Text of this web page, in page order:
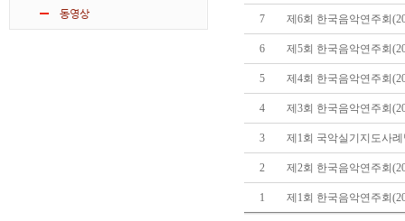
동영상 7 제6회 한국음악연주회
6 제5회 한국음악연주회
5 제4회 한국음악연주회
4 제3회 한국음악연주회
3 제1회 국악실기지도사
2 제2회 한국음악연주회
1 제1회 한국음악연주회